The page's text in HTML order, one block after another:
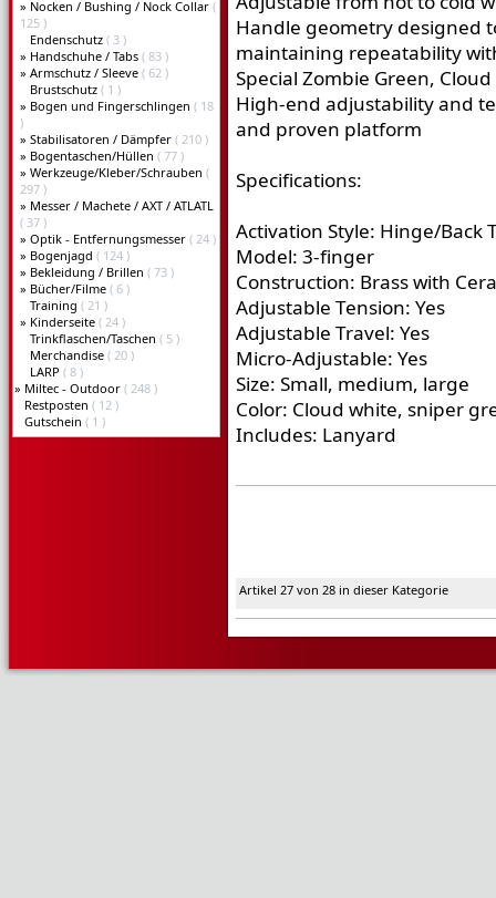
» Nocken / Bushing / Nock Collar (
125 )
Endenschutz ( 3 )
» Handschuhe / Tabs ( 83 )
» Armschutz / Sleeve ( 62 )
Brustschutz ( 1 )
» Bogen und Fingerschlingen ( 18
)
» Stabilisatoren / Dämpfer ( 210 )
» Bogentaschen/Hüllen ( 77 )
» Werkzeuge/Kleber/Schrauben (
297 )
» Messer / Machete / AXT / ATLATL
( 37 )
» Optik - Entfernungsmesser ( 24 )
» Bogenjagd ( 124 )
» Bekleidung / Brillen ( 73 )
» Bücher/Filme ( 6 )
Training ( 21 )
» Kinderseite ( 24 )
Trinkflaschen/Taschen ( 5 )
Merchandise ( 20 )
LARP ( 8 )
» Miltec - Outdoor ( 248 )
Restposten ( 12 )
Gutschein ( 1 )
Handle geometry designed
maintaining repeatability
Special Zombie Green,
High-end adjustability and
and proven platform
Specifications:
Activation Style: Hinge/Back
Model: 3-finger
Construction: Brass with
Adjustable Tension: Yes
Adjustable Travel: Yes
Micro-Adjustable: Yes
Size: Small, medium, large
Color: Cloud white, sniper
Includes: Lanyard
Artikel 27 von 28 in dieser Kategorie